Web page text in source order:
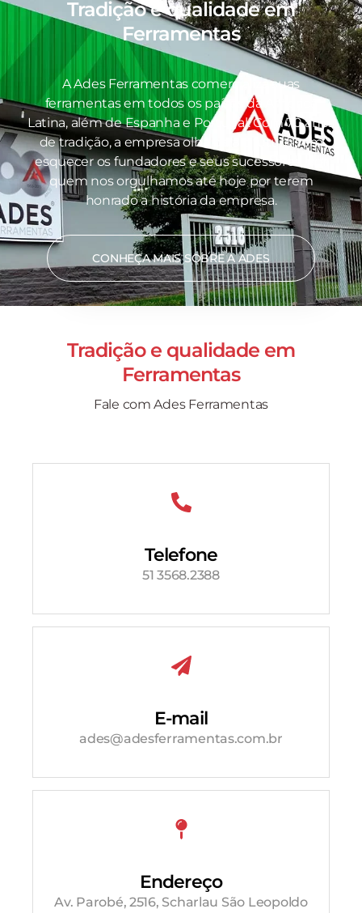
Tradição e qualidade em
Ferramentas
A Ades Ferramentas comercializa suas
ferramentas em todos os países da América
Latina, além de Espanha e Portugal. Com 70 anos
de tradição, a empresa olha para o futuro sem
esquecer os fundadores e seus sucessores, por
quem nos orgulhamos até hoje por terem
honrado a história da empresa.
CONHEÇA MAIS SOBRE A ADES
Tradição e qualidade em
Ferramentas
Fale com Ades Ferramentas
Telefone
51 3568.2388
E-mail
ades@adesferramentas.com.br
Endereço
Av. Parobé, 2516, Scharlau São Leopoldo